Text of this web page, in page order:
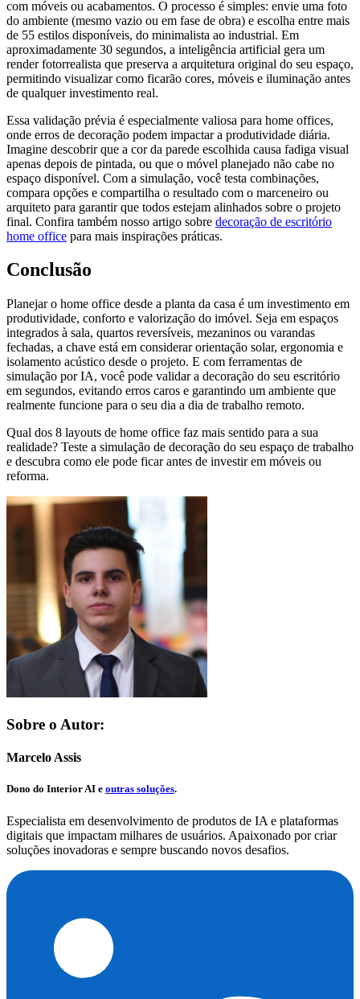
com móveis ou acabamentos. O processo é simples: envie uma foto
do ambiente (mesmo vazio ou em fase de obra) e escolha entre mais
de 55 estilos disponíveis, do minimalista ao industrial. Em
aproximadamente 30 segundos, a inteligência artificial gera um
render fotorrealista que preserva a arquitetura original do seu espaço,
permitindo visualizar como ficarão cores, móveis e iluminação antes
de qualquer investimento real.
Essa validação prévia é especialmente valiosa para home offices,
onde erros de decoração podem impactar a produtividade diária.
Imagine descobrir que a cor da parede escolhida causa fadiga visual
apenas depois de pintada, ou que o móvel planejado não cabe no
espaço disponível. Com a simulação, você testa combinações,
compara opções e compartilha o resultado com o marceneiro ou
arquiteto para garantir que todos estejam alinhados sobre o projeto
final. Confira também nosso artigo sobre decoração de escritório
home office para mais inspirações práticas.
Conclusão
Planejar o home office desde a planta da casa é um investimento em
produtividade, conforto e valorização do imóvel. Seja em espaços
integrados à sala, quartos reversíveis, mezaninos ou varandas
fechadas, a chave está em considerar orientação solar, ergonomia e
isolamento acústico desde o projeto. E com ferramentas de
simulação por IA, você pode validar a decoração do seu escritório
em segundos, evitando erros caros e garantindo um ambiente que
realmente funcione para o seu dia a dia de trabalho remoto.
Qual dos 8 layouts de home office faz mais sentido para a sua
realidade? Teste a simulação de decoração do seu espaço de trabalho
e descubra como ele pode ficar antes de investir em móveis ou
reforma.
Sobre o Autor:
Marcelo Assis
Dono do Interior AI e outras soluções.
Especialista em desenvolvimento de produtos de IA e plataformas
digitais que impactam milhares de usuários. Apaixonado por criar
soluções inovadoras e sempre buscando novos desafios.